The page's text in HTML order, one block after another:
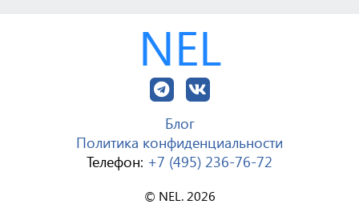
NEL
Блог
Политика конфиденциальности
Телефон: +7 (495) 236-76-72
© NEL. 2026